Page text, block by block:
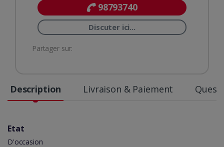
98793740
Discuter ici...
Partager sur:
Description Livraison & Paiement
Etat
D'occasion